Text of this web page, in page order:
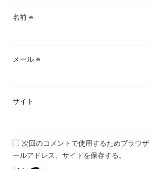
名前 ※
メール ※
サイト
次回のコメントで使用するためブラウ
ールアドレス、サイトを保存する。